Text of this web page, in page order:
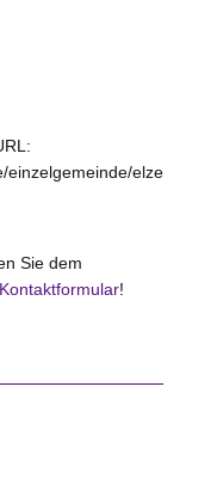
einzelgemeinde/elze
Sie dem
Kontaktformular!